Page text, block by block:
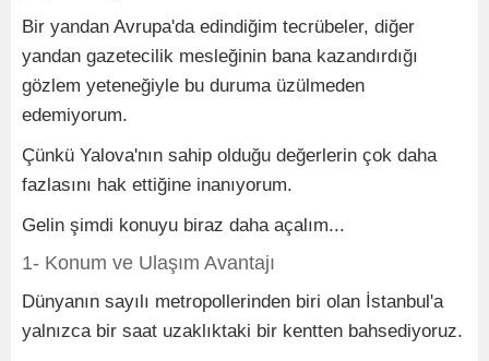
Bir yandan Avrupa'da edindiğim tecrübeler, diğer
yandan gazetecilik mesleğinin bana kazandırdığı
gözlem yeteneğiyle bu duruma üzülmeden
edemiyorum.
Çünkü Yalova'nın sahip olduğu değerlerin çok daha
fazlasını hak ettiğine inanıyorum.
Gelin şimdi konuyu biraz daha açalım...
1- Konum ve Ulaşım Avantajı
Dünyanın sayılı metropollerinden biri olan İstanbul'a
yalnızca bir saat uzaklıktaki bir kentten bahsediyoruz.